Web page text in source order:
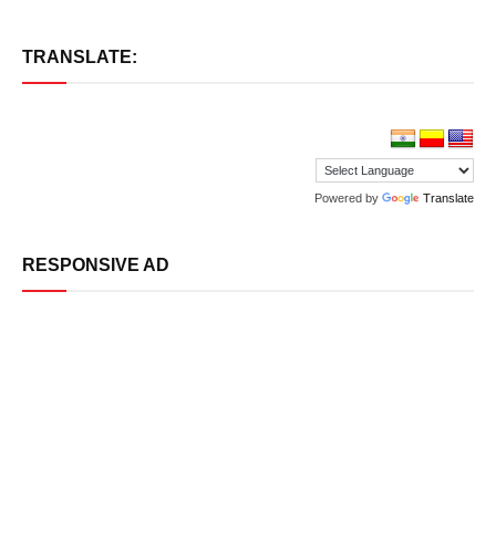
TRANSLATE:
Powered by Translate
RESPONSIVE AD